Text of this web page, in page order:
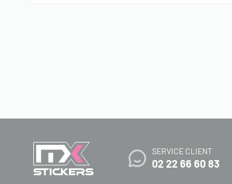
SERVICE CLIENT
02 22 66 60 83